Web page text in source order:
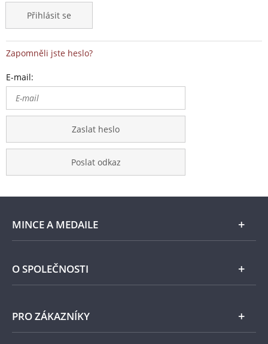
Přihlásit se
Zapomněli jste heslo?
E-mail:
Zaslat heslo
Poslat odkaz
MINCE A MEDAILE
E-shop
Stříbro
O SPOLEČNOSTI
Národní Pokladnice
PRO ZÁKAZNÍKY